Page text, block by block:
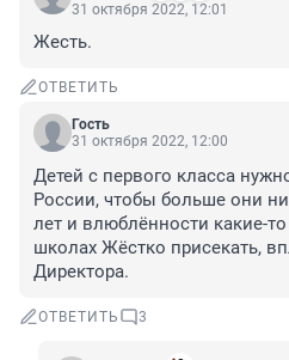
31 октября 2022, 12:01
Жесть.
ОТВЕТИТЬ
Гость
31 октября 2022, 12:00
Детей с первого класса
России, чтобы больше они
лет и влюблённости какие-
школах Жёстко присекать,
Директора.
ОТВЕТИТЬ 3